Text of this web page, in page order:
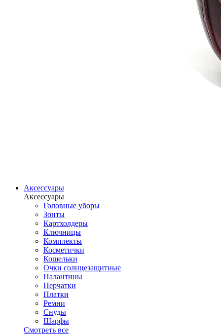
Аксессуары
Аксессуары
Головные уборы
Зонты
Картхолдеры
Ключницы
Комплекты
Косметички
Кошельки
Очки солнцезащитные
Палантины
Перчатки
Платки
Ремни
Снуды
Шарфы
Смотреть все